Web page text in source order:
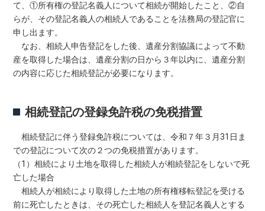
て、①所有権の登記名義人について相続が開始したこと、②自
らが、その登記名義人の相続人であることを法務局の登記官に
申し出ます。
なお、相続人申告登記をした後、遺産分割協議によって不動
産を取得した場合は、遺産分割の日から３年以内に、遺産分割
の内容に応じた相続登記が必要になります。
相続登記の登録免許税の免税措置
相続登記に伴う登録免許税については、令和７年３月31日ま
での登記について次の２つの免税措置があります。
（1）相続により土地を取得した相続人が相続登記をしないで死
亡した場合
相続人が相続により取得した土地の所有権移転登記を受ける
前に死亡したときは、その死亡した相続人を登記名義人とする